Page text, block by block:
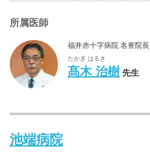
所属医師
福井赤十字病院 名誉院長
たかぎ はるき
髙木 治樹 先生
池端病院